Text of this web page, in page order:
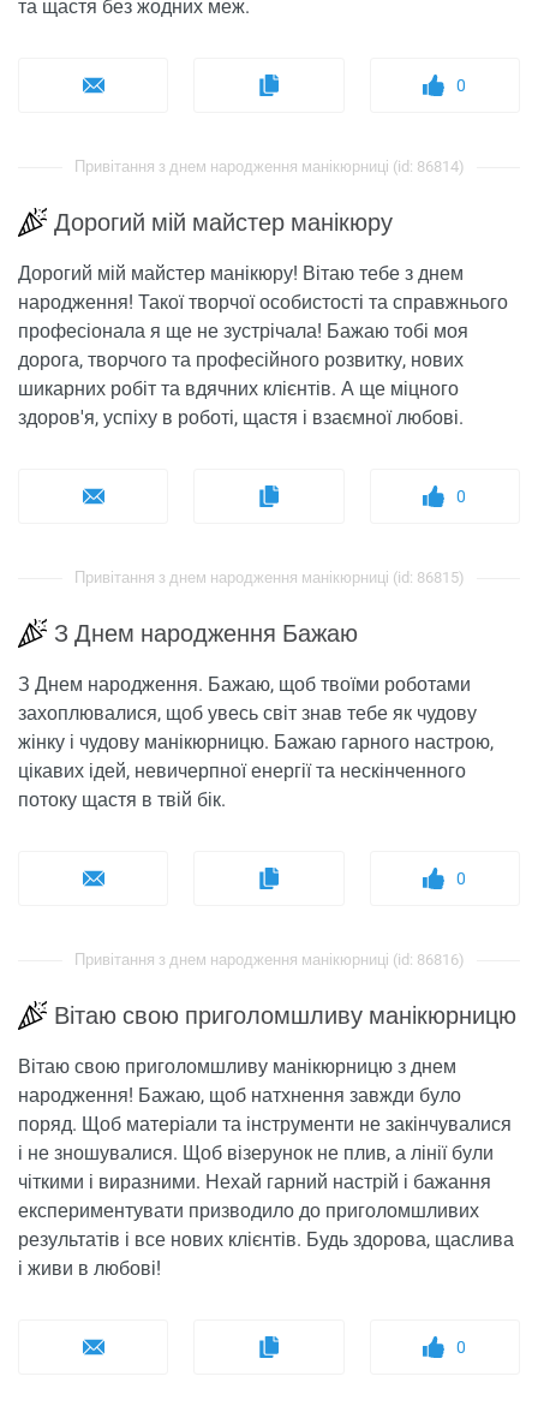
та щастя без жодних меж.
0
Привітання з днем ​​народження манікюрниці (id: 86814)
Дорогий мій майстер манікюру
Дорогий мій майстер манікюру! Вітаю тебе з днем ​​
народження! Такої творчої особистості та справжнього
професіонала я ще не зустрічала! Бажаю тобі моя
дорога, творчого та професійного розвитку, нових
шикарних робіт та вдячних клієнтів. А ще міцного
здоров'я, успіху в роботі, щастя і взаємної любові.
0
Привітання з днем ​​народження манікюрниці (id: 86815)
З Днем народження Бажаю
З Днем народження. Бажаю, щоб твоїми роботами
захоплювалися, щоб увесь світ знав тебе як чудову
жінку і чудову манікюрницю. Бажаю гарного настрою,
цікавих ідей, невичерпної енергії та нескінченного
потоку щастя в твій бік.
0
Привітання з днем ​​народження манікюрниці (id: 86816)
Вітаю свою приголомшливу манікюрницю
Вітаю свою приголомшливу манікюрницю з днем ​​
народження! Бажаю, щоб натхнення завжди було
поряд. Щоб матеріали та інструменти не закінчувалися
і не зношувалися. Щоб візерунок не плив, а лінії були
чіткими і виразними. Нехай гарний настрій і бажання
експериментувати призводило до приголомшливих
результатів і все нових клієнтів. Будь здорова, щаслива
і живи в любові!
0